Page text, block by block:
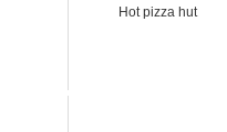
Hot pizza hut